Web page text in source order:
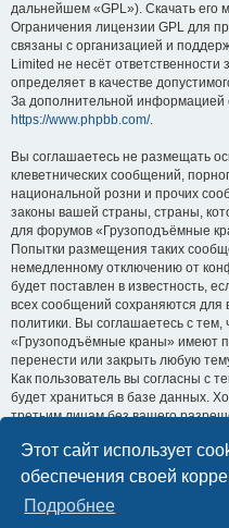
Этот сайт использует
обеспечения своей
Подробнее
дальнейшем «GPL»). Скачать его
Ограничения лицензии GPL для
связаны с организацией и
Limited не несёт
определяет в качестве
За дополнительной информацией
https://www.phpbb.com/.
Вы соглашаетесь не размещать
клеветнических сообщений,
национальной розни и прочих
законы вашей страны, страны,
для форумов «Грузоподъёмные
Попытки размещения таких
немедленному отключению от
будет поставлен в известность,
всех сообщений сохраняются для
политики. Вы соглашаетесь с
«Грузоподъёмные краны» имеют
перенести или закрыть любую
Как пользователь вы согласны с
будет храниться в базе данных.
третьим лицам без вашего
«Грузоподъёмные краны», ни
за действия хакеров, которые
доступу к ней.